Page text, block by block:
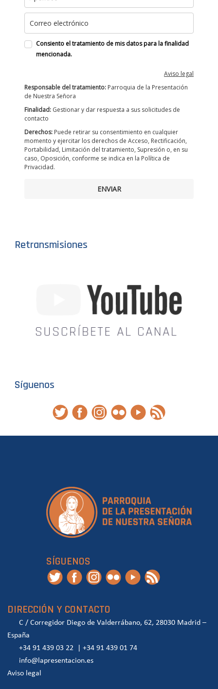
Consiento el tratamiento de mis datos para la finalidad
mencionada.
Aviso legal
Responsable del tratamiento: Parroquia de la Presentación
de Nuestra Señora
Finalidad: Gestionar y dar respuesta a sus solicitudes de
contacto
Derechos: Puede retirar su consentimiento en cualquier
momento y ejercitar los derechos de Acceso, Rectificación,
Portabilidad, Limitación del tratamiento, Supresión o, en su
caso, Oposición, conforme se indica en la Política de
Privacidad.
ENVIAR
Retransmisiones
Síguenos
SÍGUENOS
DIRECCIÓN Y CONTACTO
C / Corregidor Diego de Valderrábano, 62, 28030 Madrid –
España
+34 91 439 03 22
+34 91 439 01 74
info@lapresentacion.es
Aviso legal